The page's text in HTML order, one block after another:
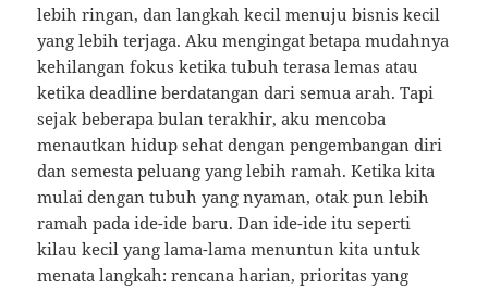
lebih ringan, dan langkah kecil menuju bisnis kecil
yang lebih terjaga. Aku mengingat betapa mudahnya
kehilangan fokus ketika tubuh terasa lemas atau
ketika deadline berdatangan dari semua arah. Tapi
sejak beberapa bulan terakhir, aku mencoba
menautkan hidup sehat dengan pengembangan diri
dan semesta peluang yang lebih ramah. Ketika kita
mulai dengan tubuh yang nyaman, otak pun lebih
ramah pada ide-ide baru. Dan ide-ide itu seperti
kilau kecil yang lama-lama menuntun kita untuk
menata langkah: rencana harian, prioritas yang